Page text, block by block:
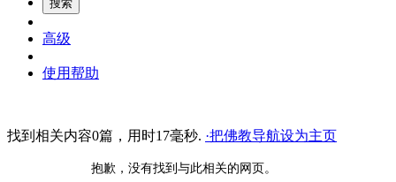
高级
使用帮助
找到相关内容0篇，用时17毫秒. ·把佛教导航设为主页
抱歉，没有找到与此相关的网页。